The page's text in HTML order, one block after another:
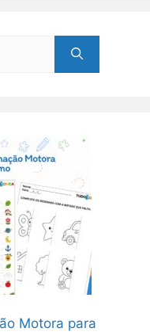
Motora para